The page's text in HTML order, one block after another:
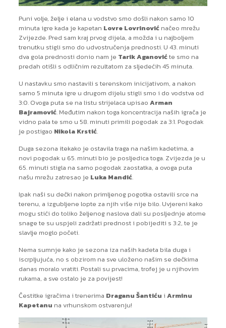
Puni volje, želje i elana u vodstvo smo došli nakon samo 10
minuta igre kada je kapetan Lovre Lovrinovićnačeo mrežu
Zvijezde. Pred sam kraj prvog dijela, a možda i u najboljem
trenutku stigli smo do udvostručenja prednosti. U 43. minuti
dva gola prednosti donio nam je Tarik Aganovićte smo na
predah otišli s odličnim rezultatom za sljedećih 45 minuta.
U nastavku smo nastavili s terenskom inicijativom, a nakon
samo 5 minuta igre u drugom dijelu stigli smo i do vodstva od
3:0. Ovoga puta se na listu strijelaca upisao Arman
Bajramović. Međutim nakon toga koncentracija naših igrača je
vidno pala te smo u 58. minuti primili pogodak za 3:1. Pogodak
je postigao Nikola Krstić.
Duga sezona itekako je ostavila traga na našim kadetima, a
novi pogodak u 65. minuti bio je posljedica toga. Zvijezda je u
65. minuti stigla na samo pogodak zaostatka, a ovoga puta
našu mrežu zatresao je Luka Mandić.
Ipak naši su dečki nakon primljenog pogotka ostavili srce na
terenu, a izgubljene lopte za njih više nije bilo. Uvjereni kako
mogu stići do toliko željenog naslova dali su posljednje atome
snage te su uspjeli zadržati prednost i pobijediti s 3:2, te je
slavlje moglo početi.
Nema sumnje kako je sezona iza naših kadeta bila duga i
iscrpljujuća, no s obzirom na sve uloženo našim se dečkima
danas moralo vratiti. Postali su prvacima, trofej je u njihovim
rukama, a sve ostalo je za povijest!
Čestitke igračima i trenerima Draganu Šantiću i Arminu
Kapetanu na vrhunskom ostvarenju!